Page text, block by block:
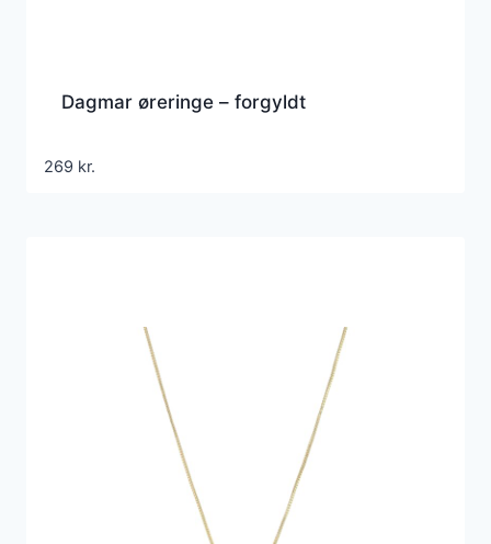
Dagmar øreringe – forgyldt
269 kr.